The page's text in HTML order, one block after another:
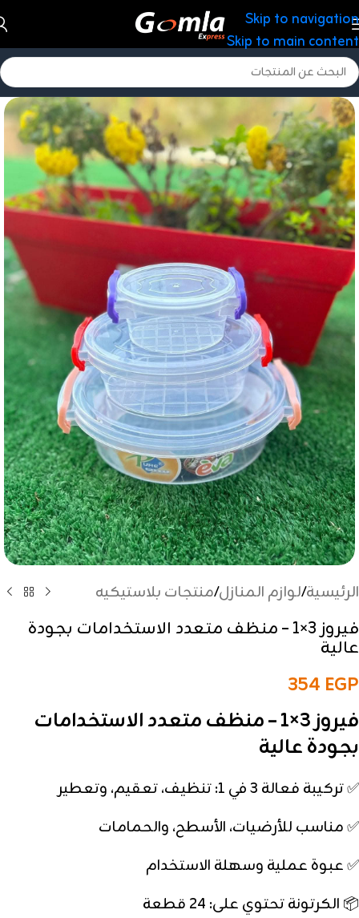
Skip to navigation
Skip to main content
الرئيسية/لوازم المنازل/منتجات بلاستيكيه
فيروز 3×1 – منظف متعدد الاستخدامات بجودة
عالية
354 EGP
فيروز 3×1 – منظف متعدد الاستخدامات
بجودة عالية
✅ تركيبة فعالة 3 في 1: تنظيف، تعقيم، وتعطير
✅ مناسب للأرضيات، الأسطح، والحمامات
✅ عبوة عملية وسهلة الاستخدام
📦 الكرتونة تحتوي على: 24 قطعة